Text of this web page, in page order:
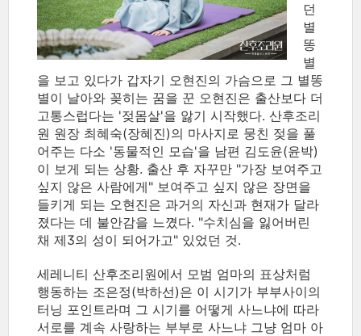
던
별
똥
별
을 보고 있다가 갑자기 오현진의 가슴으로 그 별똥
별이 날아와 꽂히는 꿈을 꾼 오현진은 출산보다 더
고통스럽다는 '젖몸살'을 앓기 시작했다. 산후조리
원 원장 최혜숙(장혜진)의 마사지로 뭉친 젖을 풀
어주는 다소 '동물적인 모습'을 남편 김도윤(윤박)
이 보게 되는 상황. 출산 후 자꾸만 "가장 보여주고
싶지 않은 사람에게" 보여주고 싶지 않은 장면을
들키게 되는 오현진은 과거의 자신과 현재가 달라
졌다는 데 불안감을 느꼈다. "수치심을 잃어버린
채 제3의 성이 되어가고" 있었던 것.
세레니티 산후조리원에서 모범 엄마의 표상처럼
행동하는 조은정(박하선)은 이 시기가 부부사이의
터닝 포인트라며 그 시기를 어떻게 사느냐에 따라
서로를 계속 사랑하는 부부로 사느냐 그냥 엄마 아